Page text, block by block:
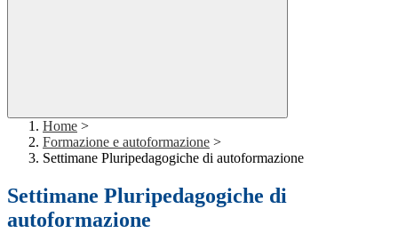
Home >
Formazione e autoformazione >
Settimane Pluripedagogiche di autoformazione
Settimane Pluripedagogiche di
autoformazione